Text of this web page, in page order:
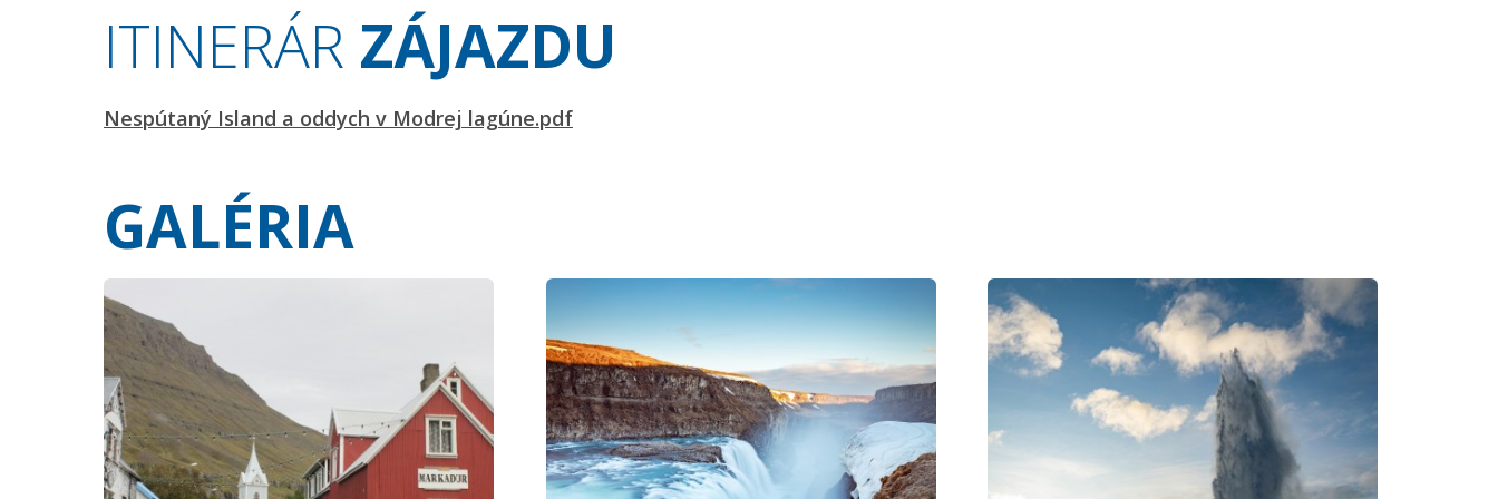
ITINERÁR ZÁJAZDU
Nespútaný Island a oddych v Modrej lagúne.pdf
GALÉRIA